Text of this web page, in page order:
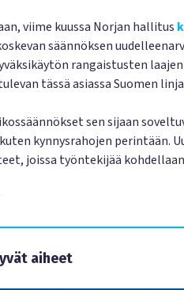
viime kuussa Norjan hallitus
säännöksen
rangaistusten
tässä asiassa Suomen
sen sijaan
kynnysrahojen perintään.
joissa työntekijää
aiheet